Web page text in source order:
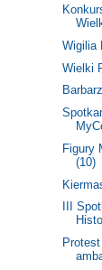
Wigilia
Wielki
Figury
(10)
III